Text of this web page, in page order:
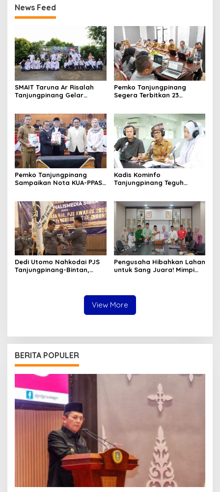
News Feed
SMAIT Taruna Ar Risalah
Tanjungpinang Gelar
Kepemimpinan
Pemko Tanjungpinang
Segera Terbitkan 23
Pemko Tanjungpinang
Sampaikan Nota KUA-PPAS
Kadis Kominfo
Tanjungpinang Teguh
Pemerintah
Dedi Utomo Nahkodai PJS
Tanjungpinang-Bintan,
Pengusaha Hibahkan Lahan
untuk Sang Juara! Mimpi
View More
BERITA POPULER